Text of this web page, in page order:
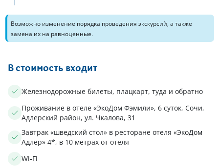
Возможно изменение порядка проведения экскурсий, а также
замена их на равноценные.
В стоимость входит
Железнодорожные билеты, плацкарт, туда и обратно
Проживание в отеле «ЭкоДом Фэмили», 6 суток, Сочи,
Адлерский район, ул. Чкалова, 31
Завтрак «шведский стол» в ресторане отеля «ЭкоДом
Адлер» 4*, в 10 метрах от отеля
Wi-Fi